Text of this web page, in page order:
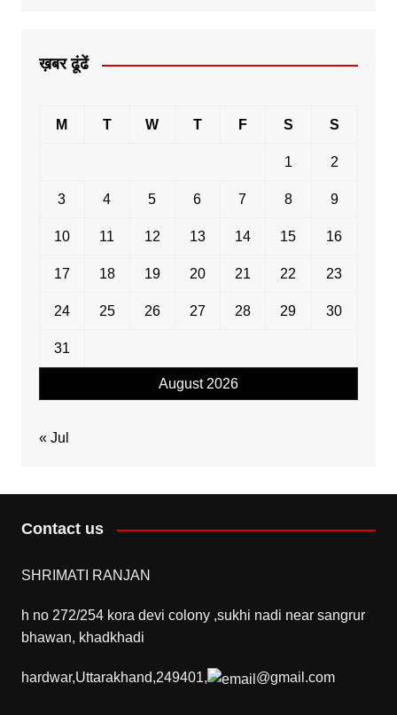
ख़बर ढूंढें
August 2026
M T W T F S S
1 2
3 4 5 6 7 8 9
10 11 12 13 14 15 16
17 18 19 20 21 22 23
24 25 26 27 28 29 30
31
« Jul
Contact us
SHRIMATI RANJAN
h no 272/254 kora devi colony ,sukhi nadi near sangrur
bhawan, khadkhadi
hardwar,Uttarakhand,249401, @gmail.com